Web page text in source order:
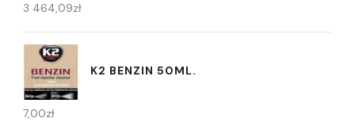
3 464,09zł
K2 BENZIN 50ML.
7,00zł